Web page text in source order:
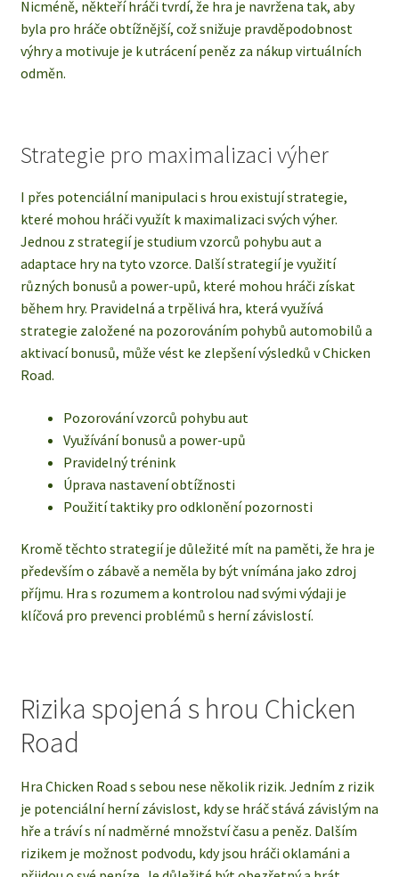
Nicméně, někteří hráči tvrdí, že hra je navržena tak, aby
byla pro hráče obtížnější, což snižuje pravděpodobnost
výhry a motivuje je k utrácení peněz za nákup virtuálních
odměn.
Strategie pro maximalizaci výher
I přes potenciální manipulaci s hrou existují strategie,
které mohou hráči využít k maximalizaci svých výher.
Jednou z strategií je studium vzorců pohybu aut a
adaptace hry na tyto vzorce. Další strategií je využití
různých bonusů a power-upů, které mohou hráči získat
během hry. Pravidelná a trpělivá hra, která využívá
strategie založené na pozorováním pohybů automobilů a
aktivací bonusů, může vést ke zlepšení výsledků v Chicken
Road.
Pozorování vzorců pohybu aut
Využívání bonusů a power-upů
Pravidelný trénink
Úprava nastavení obtížnosti
Použití taktiky pro odklonění pozornosti
Kromě těchto strategií je důležité mít na paměti, že hra je
především o zábavě a neměla by být vnímána jako zdroj
příjmu. Hra s rozumem a kontrolou nad svými výdaji je
klíčová pro prevenci problémů s herní závislostí.
Rizika spojená s hrou Chicken
Road
Hra Chicken Road s sebou nese několik rizik. Jedním z rizik
je potenciální herní závislost, kdy se hráč stává závislým na
hře a tráví s ní nadměrné množství času a peněz. Dalším
rizikem je možnost podvodu, kdy jsou hráči oklamáni a